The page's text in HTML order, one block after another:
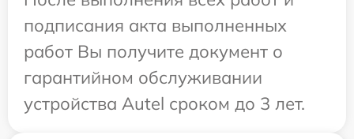
подписания акта выполненных
работ Вы получите документ о
гарантийном обслуживании
устройства Autel сроком до 3 лет.